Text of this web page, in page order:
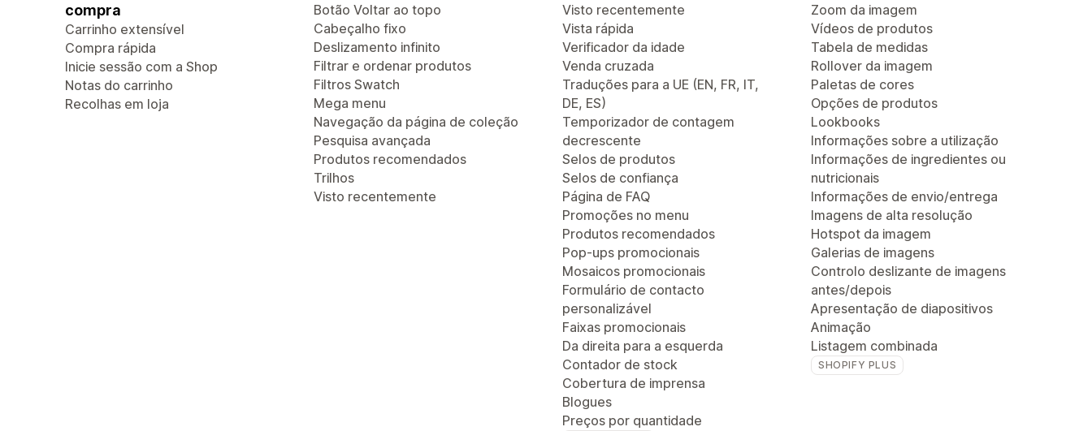
compra
Carrinho extensível
Compra rápida
Inicie sessão com a Shop
Notas do carrinho
Recolhas em loja
Botão Voltar ao topo
Cabeçalho fixo
Deslizamento infinito
Filtrar e ordenar produtos
Filtros Swatch
Mega menu
Navegação da página de coleção
Pesquisa avançada
Produtos recomendados
Trilhos
Visto recentemente
Visto recentemente
Vista rápida
Verificador da idade
Venda cruzada
Traduções para a UE (EN, FR, IT,
DE, ES)
Temporizador de contagem
decrescente
Selos de produtos
Selos de confiança
Página de FAQ
Promoções no menu
Produtos recomendados
Pop-ups promocionais
Mosaicos promocionais
Formulário de contacto
personalizável
Faixas promocionais
Da direita para a esquerda
Contador de stock
Cobertura de imprensa
Blogues
Preços por quantidade
Zoom da imagem
Vídeos de produtos
Tabela de medidas
Rollover da imagem
Paletas de cores
Opções de produtos
Lookbooks
Informações sobre a utilização
Informações de ingredientes ou
nutricionais
Informações de envio/entrega
Imagens de alta resolução
Hotspot da imagem
Galerias de imagens
Controlo deslizante de imagens
antes/depois
Apresentação de diapositivos
Animação
Listagem combinada
SHOPIFY PLUS